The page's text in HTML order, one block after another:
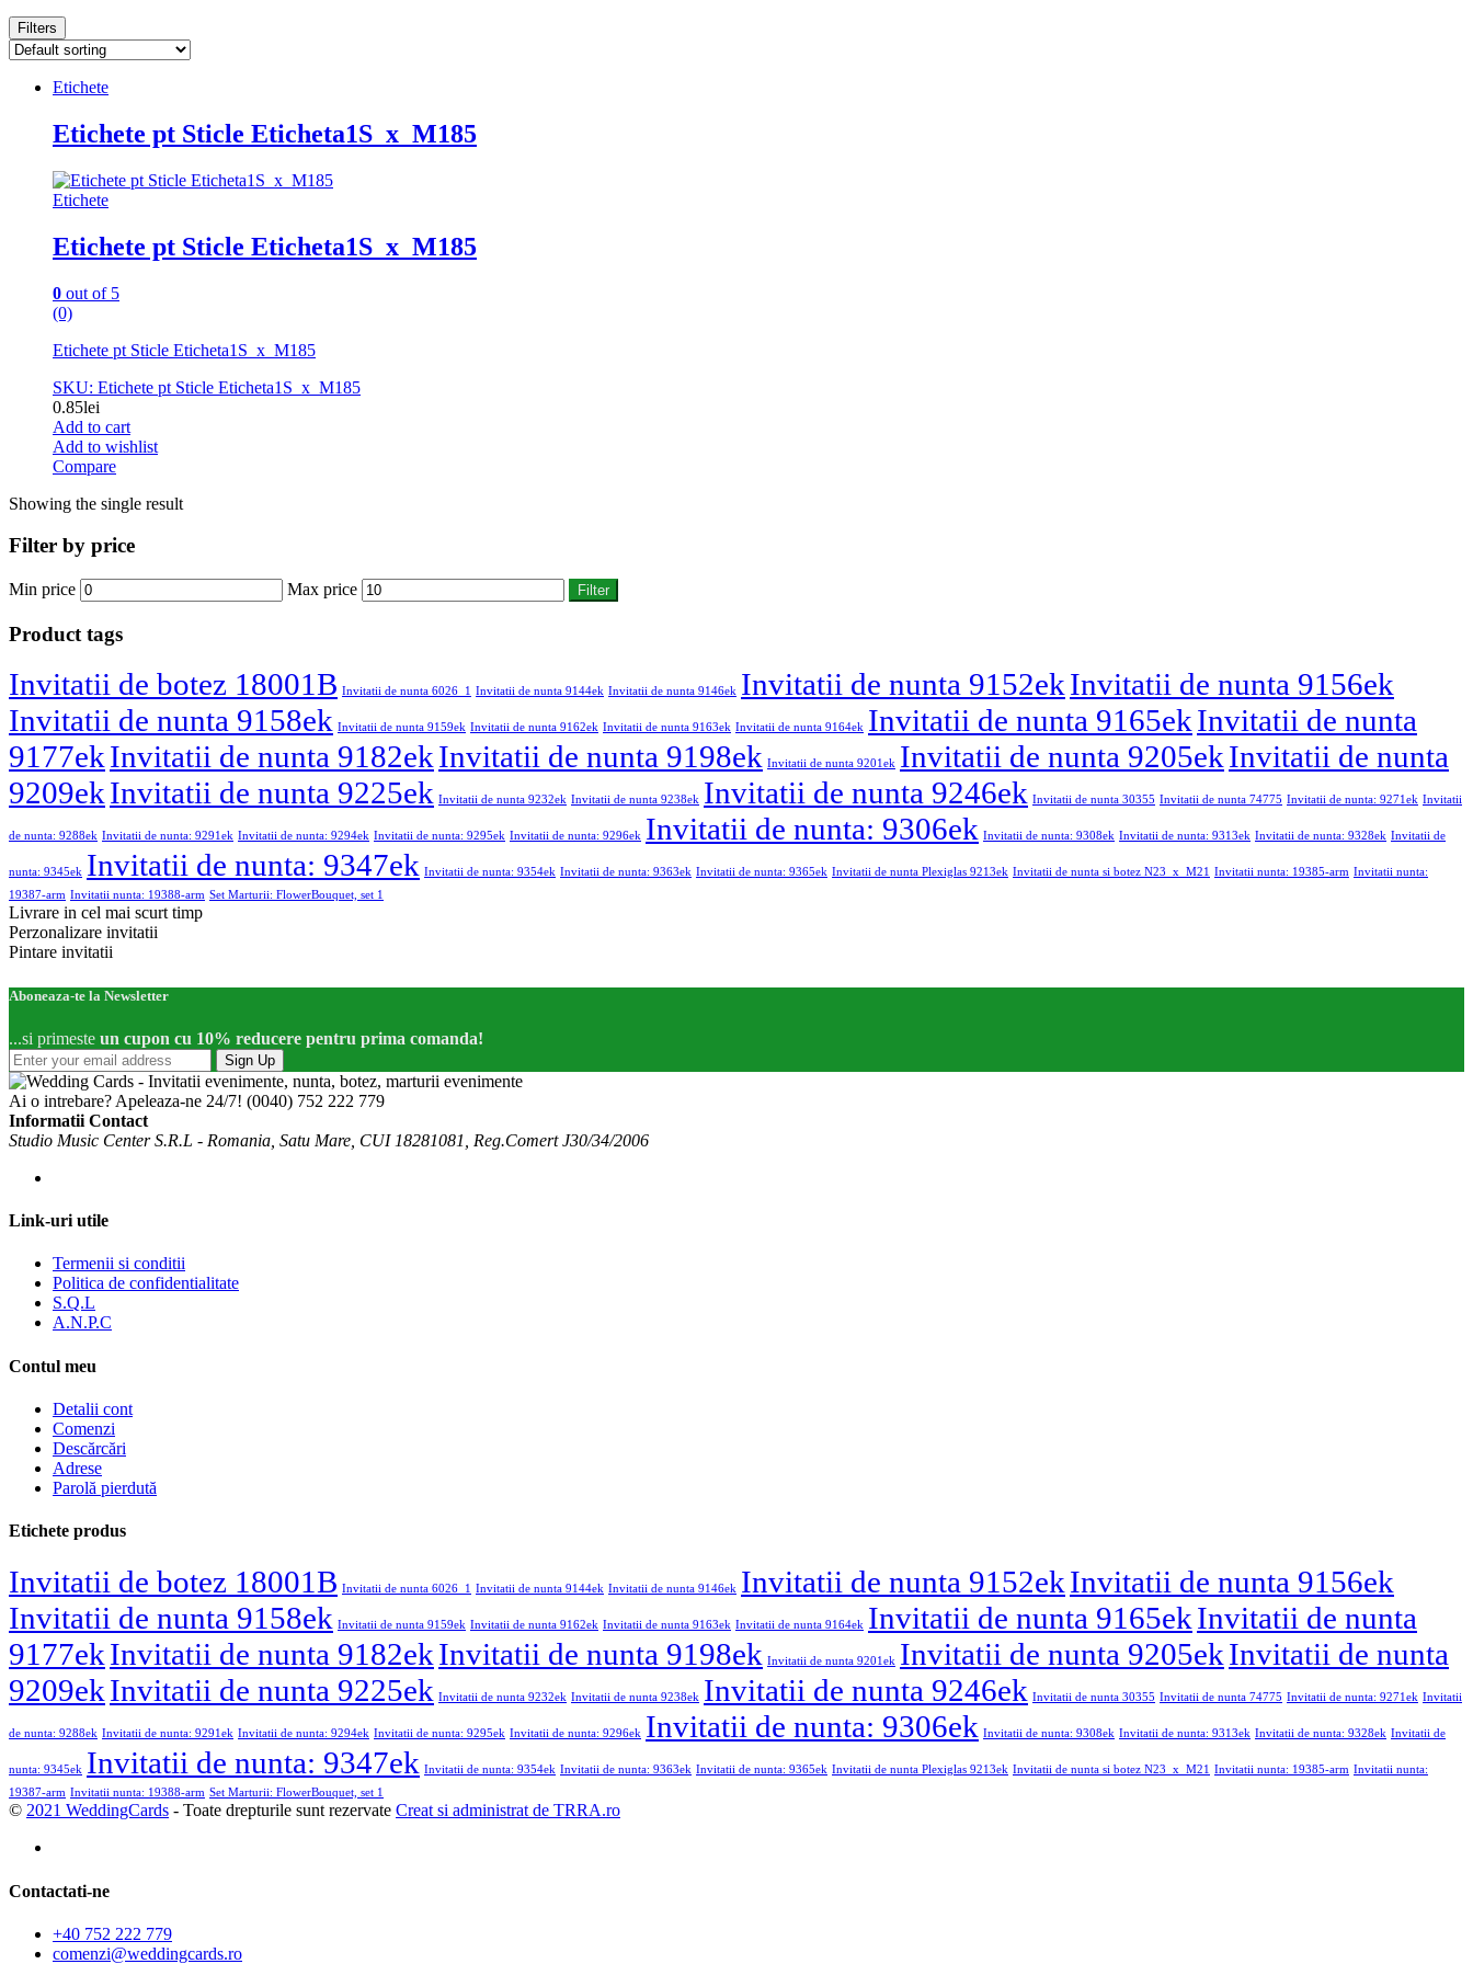
Filters
Etichete
Etichete pt Sticle Eticheta1S_x_M185
Etichete
Etichete pt Sticle Eticheta1S_x_M185
0 out of 5
(0)
Etichete pt Sticle Eticheta1S_x_M185
SKU: Etichete pt Sticle Eticheta1S_x_M185
0.85lei
Add to cart
Add to wishlist
Compare
Showing the single result
Filter by price
Min price Max price Filter
Product tags
Invitatii de botez 18001B Invitatii de nunta 6026_1 Invitatii de nunta 9144ek Invitatii de nunta 9146ek Invitatii de nunta 9152ekInvitatii de nunta 9156ek
Invitatii de nunta 9158ek Invitatii de nunta 9159ek Invitatii de nunta 9162ek Invitatii de nunta 9163ek Invitatii de nunta 9164ek Invitatii de nunta 9165ekInvitatii de nunta
9177ekInvitatii de nunta 9182ekInvitatii de nunta 9198ek Invitatii de nunta 9201ek Invitatii de nunta 9205ekInvitatii de nunta
9209ekInvitatii de nunta 9225ek Invitatii de nunta 9232ek Invitatii de nunta 9238ek Invitatii de nunta 9246ek Invitatii de nunta 30355 Invitatii de nunta 74775 Invitatii de nunta: 9271ek Invitatii
de nunta: 9288ek Invitatii de nunta: 9291ek Invitatii de nunta: 9294ek Invitatii de nunta: 9295ek Invitatii de nunta: 9296ek Invitatii de nunta: 9306ek Invitatii de nunta: 9308ek Invitatii de nunta: 9313ek Invitatii de nunta: 9328ek Invitatii de
nunta: 9345ek Invitatii de nunta: 9347ek Invitatii de nunta: 9354ek Invitatii de nunta: 9363ek Invitatii de nunta: 9365ek Invitatii de nunta Plexiglas 9213ek Invitatii de nunta si botez N23_x_M21 Invitatii nunta: 19385-arm Invitatii nunta:
19387-arm Invitatii nunta: 19388-arm Set Marturii: FlowerBouquet, set 1
Livrare in cel mai scurt timp
Perzonalizare invitatii
Pintare invitatii
Aboneaza-te la Newsletter
...si primeste un cupon cu 10% reducere pentru prima comanda!
Sign Up
Ai o intrebare? Apeleaza-ne 24/7! (0040) 752 222 779
Informatii Contact
Studio Music Center S.R.L - Romania, Satu Mare, CUI 18281081, Reg.Comert J30/34/2006
Link-uri utile
Termenii si conditii
Politica de confidentialitate
S.Q.L
A.N.P.C
Contul meu
Detalii cont
Comenzi
Descărcări
Adrese
Parolă pierdută
Etichete produs
Invitatii de botez 18001B Invitatii de nunta 6026_1 Invitatii de nunta 9144ek Invitatii de nunta 9146ek Invitatii de nunta 9152ekInvitatii de nunta 9156ek
Invitatii de nunta 9158ek Invitatii de nunta 9159ek Invitatii de nunta 9162ek Invitatii de nunta 9163ek Invitatii de nunta 9164ek Invitatii de nunta 9165ekInvitatii de nunta
9177ekInvitatii de nunta 9182ekInvitatii de nunta 9198ek Invitatii de nunta 9201ek Invitatii de nunta 9205ekInvitatii de nunta
9209ekInvitatii de nunta 9225ek Invitatii de nunta 9232ek Invitatii de nunta 9238ek Invitatii de nunta 9246ek Invitatii de nunta 30355 Invitatii de nunta 74775 Invitatii de nunta: 9271ek Invitatii
de nunta: 9288ek Invitatii de nunta: 9291ek Invitatii de nunta: 9294ek Invitatii de nunta: 9295ek Invitatii de nunta: 9296ek Invitatii de nunta: 9306ek Invitatii de nunta: 9308ek Invitatii de nunta: 9313ek Invitatii de nunta: 9328ek Invitatii de
nunta: 9345ek Invitatii de nunta: 9347ek Invitatii de nunta: 9354ek Invitatii de nunta: 9363ek Invitatii de nunta: 9365ek Invitatii de nunta Plexiglas 9213ek Invitatii de nunta si botez N23_x_M21 Invitatii nunta: 19385-arm Invitatii nunta:
19387-arm Invitatii nunta: 19388-arm Set Marturii: FlowerBouquet, set 1
© 2021 WeddingCards - Toate drepturile sunt rezervate Creat si administrat de TRRA.ro
Contactati-ne
+40 752 222 779
comenzi@weddingcards.ro